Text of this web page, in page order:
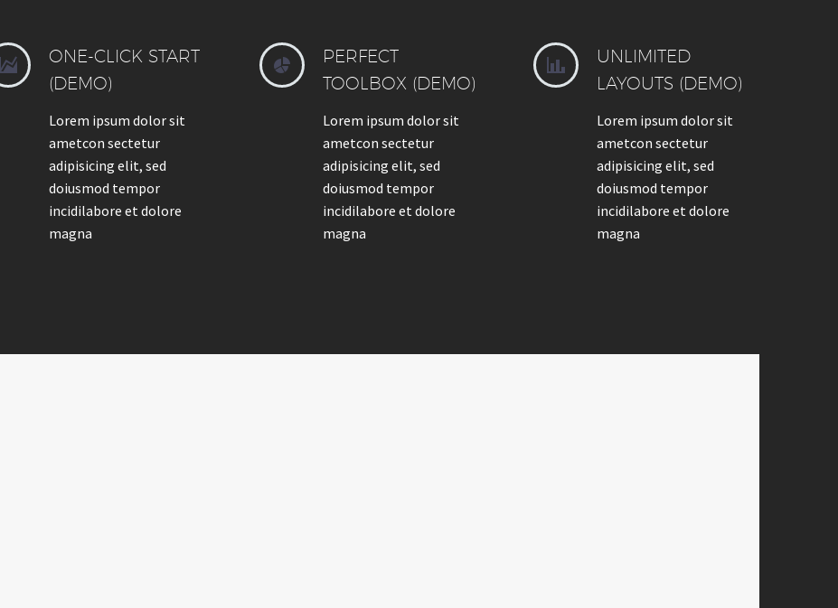


ONE-CLICK START
(DEMO)
Lorem ipsum dolor sit
ametcon sectetur
adipisicing elit, sed
doiusmod tempor
incidilabore et dolore
magna


PERFECT
TOOLBOX (DEMO)
Lorem ipsum dolor sit
ametcon sectetur
adipisicing elit, sed
doiusmod tempor
incidilabore et dolore
magna


UNLIMITED
LAYOUTS (DEMO)
Lorem ipsum dolor sit
ametcon sectetur
adipisicing elit, sed
doiusmod tempor
incidilabore et dolore
magna